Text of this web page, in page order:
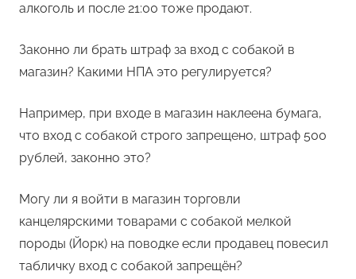
алкоголь и после 21:00 тоже продают.
Законно ли брать штраф за вход с собакой в
магазин? Какими НПА это регулируется?
Например, при входе в магазин наклеена бумага,
что вход с собакой строго запрещено, штраф 500
рублей, законно это?
Могу ли я войти в магазин торговли
канцелярскими товарами с собакой мелкой
породы (Йорк) на поводке если продавец повесил
табличку вход с собакой запрещён?